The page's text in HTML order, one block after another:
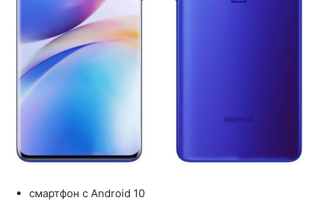
смартфон с Android 10